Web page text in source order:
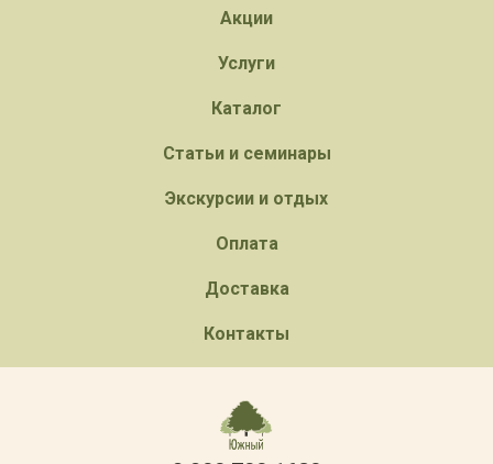
Акции
Услуги
Каталог
Статьи и семинары
Экскурсии и отдых
Оплата
Доставка
Контакты